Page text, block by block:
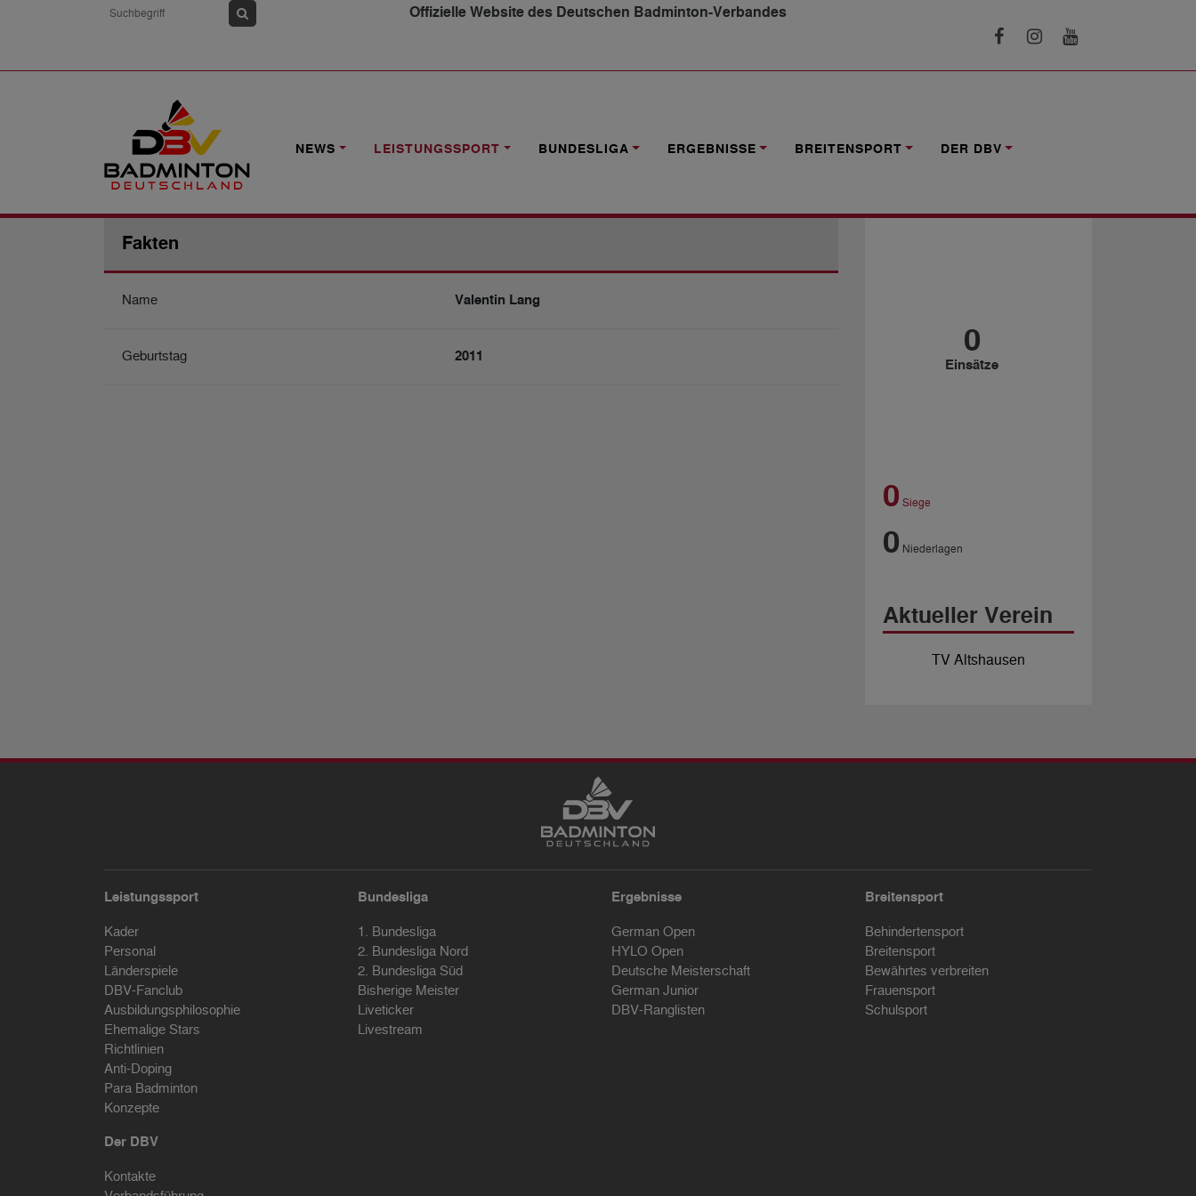
Offizielle Website des Deutschen Badminton-Verbandes
NEWS LEISTUNGSSPORT BUNDESLIGA ERGEBNISSE BREITENSPORT DER DBV
LEISTUNGSSPORT
Fakten
Name Valentin Lang
Geburtstag 2011 0
Einsätze
0 Siege
0 Niederlagen
Aktueller Verein
TV Altshausen
Leistungssport
Kader
Personal
Länderspiele
DBV-Fanclub
Ausbildungsphilosophie
Ehemalige Stars
Richtlinien
Anti-Doping
Para Badminton
Konzepte
Bundesliga
1. Bundesliga
2. Bundesliga Nord
2. Bundesliga Süd
Bisherige Meister
Liveticker
Livestream
Ergebnisse
German Open
HYLO Open
Deutsche Meisterschaft
German Junior
DBV-Ranglisten
Breitensport
Behindertensport
Breitensport
Bewährtes verbreiten
Frauensport
Schulsport
Der DBV
Kontakte